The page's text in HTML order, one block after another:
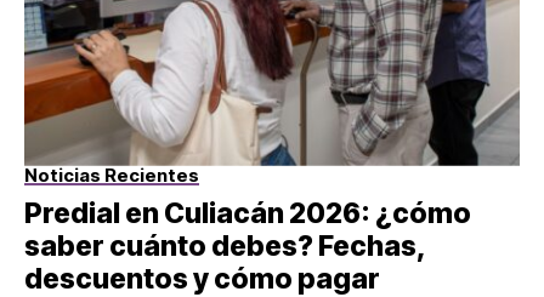
Noticias Recientes
Predial en Culiacán 2026: ¿cómo
saber cuánto debes? Fechas,
descuentos y cómo pagar